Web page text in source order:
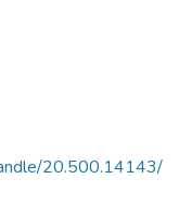
20.500.14143/